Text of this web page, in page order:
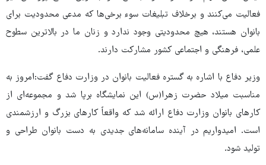
فعالیت می‌کنند و برخلاف تبلیغات سوء برخی‌ها که مدعی محدودیت برای
بانوان هستند، هیچ محدودیتی وجود ندارد و زنان ما در بالاترین سطوح
علمی، فرهنگی و اجتماعی کشور مشارکت دارند.
وزیر دفاع با اشاره به گستره فعالیت بانوان در وزارت دفاع گفت:امروز به
مناسبت میلاد حضرت زهرا(س) این نمایشگاه برپا شد و مجموعه‌ای از
کارهای بانوان وزارت دفاع ارائه شد که واقعاً کارهای بزرگ و ارزشمندی
است. امیدواریم در آینده سامانه‌های جدیدی به دست بانوان طراحی و
تولید شود.